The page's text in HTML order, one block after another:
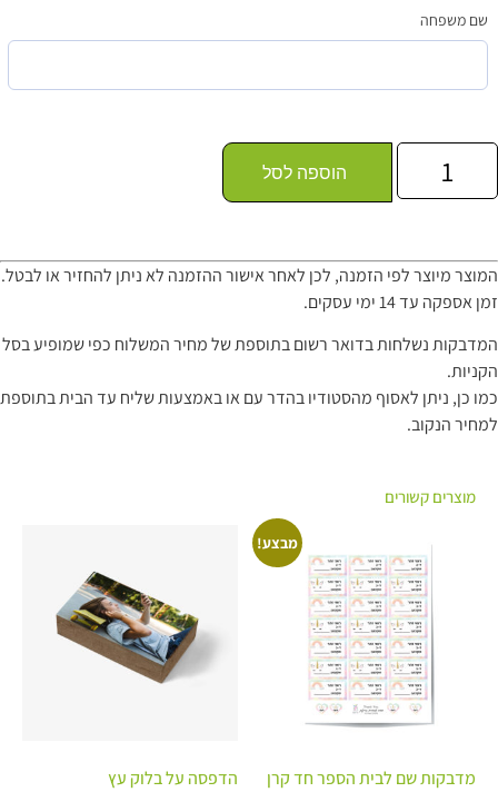
שם משפחה
הוספה לסל
המוצר מיוצר לפי הזמנה, לכן לאחר אישור ההזמנה לא ניתן להחזיר או לבטל.
זמן אספקה עד 14 ימי עסקים.
המדבקות נשלחות בדואר רשום בתוספת של מחיר המשלוח כפי שמופיע בסל
הקניות.
כמו כן, ניתן לאסוף מהסטודיו בהדר עם או באמצעות שליח עד הבית בתוספת
למחיר הנקוב.
מוצרים קשורים
מבצע!
מדבקות שם לבית הספר חד קרן הדפסה על בלוק עץ